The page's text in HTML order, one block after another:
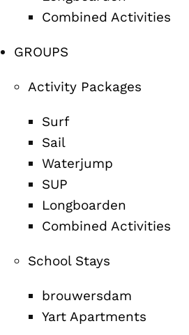
Combined Activities
GROUPS
Activity Packages
Surf
Sail
Waterjump
SUP
Longboarden
Combined Activities
School Stays
brouwersdam
Yart Apartments